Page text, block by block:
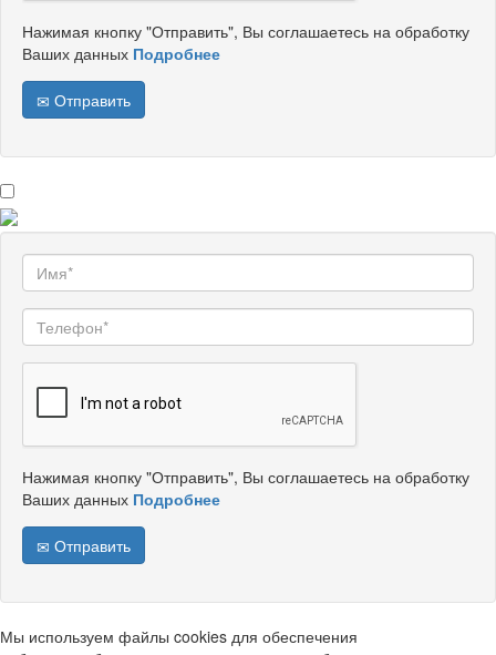
Нажимая кнопку "Отправить", Вы соглашаетесь на обработку
Ваших данных Подробнее
Отправить
Нажимая кнопку "Отправить", Вы соглашаетесь на обработку
Ваших данных Подробнее
Отправить
Мы используем файлы cookies для обеспечения